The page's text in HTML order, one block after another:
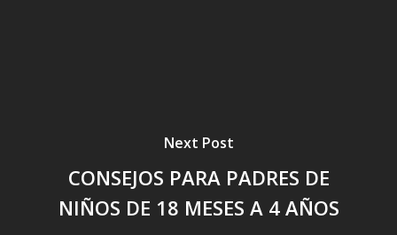
Next Post
CONSEJOS PARA PADRES DE
NIÑOS DE 18 MESES A 4 AÑOS